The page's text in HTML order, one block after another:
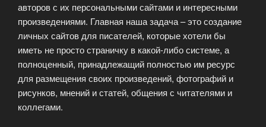
авторов с их персональными сайтами и интересными
произведениями. Главная наша задача – это создание
личных сайтов для писателей, которые хотели бы
иметь не просто страничку в какой-либо системе, а
полноценный, принадлежащий полностью им ресурс
для размещения своих произведений, фотографий и
рисунков, мнений и статей, общения с читателями и
коллегами.